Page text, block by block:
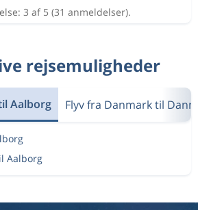
3 af 5 (31 anmeldelser).
rejsemuligheder
Aalborg Flyv fra Danmark til
Aalborg